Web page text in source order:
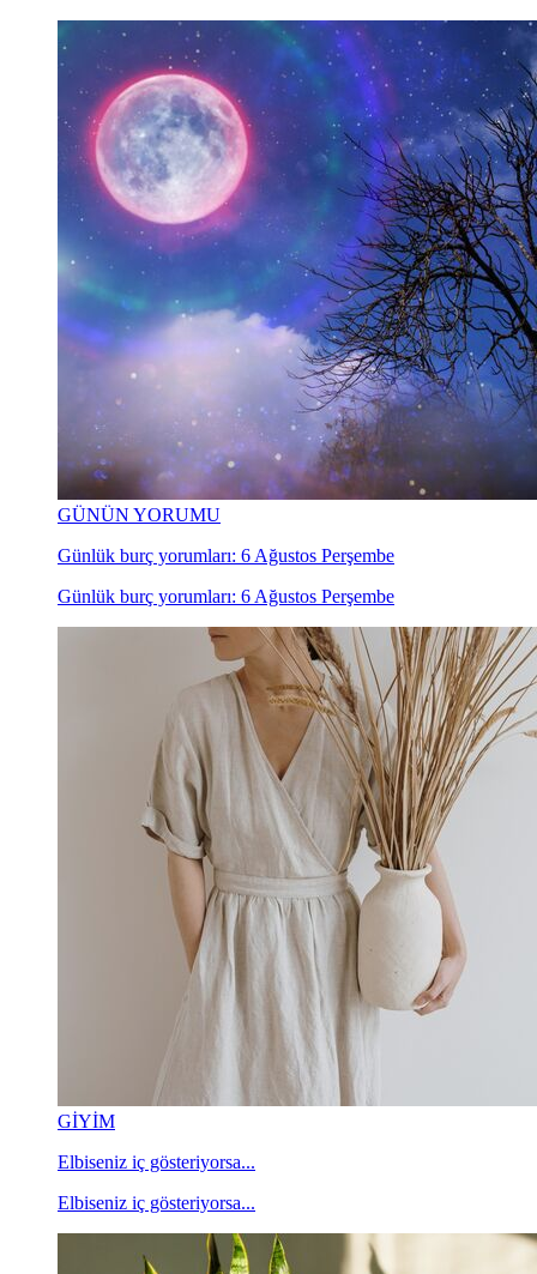
GÜNÜN YORUMU
Günlük burç yorumları: 6 Ağustos Perşembe
Günlük burç yorumları: 6 Ağustos Perşembe
GİYİM
Elbiseniz iç gösteriyorsa...
Elbiseniz iç gösteriyorsa...